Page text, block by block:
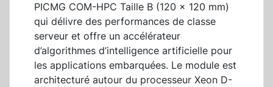
PICMG COM-HPC Taille B (120 x 120 mm)
qui délivre des performances de classe
serveur et offre un accélérateur
d’algorithmes d’intelligence artificielle pour
les applications embarquées. Le module est
architecturé autour du processeur Xeon D-